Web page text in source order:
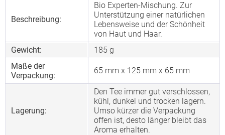
Beschreibung:
Bio Experten-Mischung. Zur
Unterstützung einer natürlichen
Lebensweise und der Schönheit
von Haut und Haar.
Gewicht:
185 g
Maße der
Verpackung:
65 mm x 125 mm x 65 mm
Lagerung:
Den Tee immer gut verschlossen,
kühl, dunkel und trocken lagern.
Umso kürzer die Verpackung
offen ist, desto länger bleibt das
Aroma erhalten.